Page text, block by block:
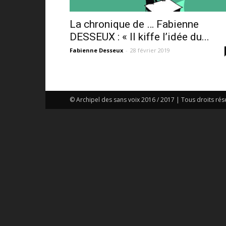
La chronique de … Fabienne
DESSEUX : « Il kiffe l’idée du...
Fabienne Desseux - 28 février 2019
© Archipel des sans voix 2016 / 2017 | Tous droits